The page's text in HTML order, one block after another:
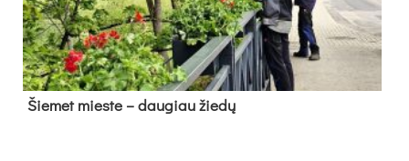
Šie­met mies­te – dau­giau žie­dų